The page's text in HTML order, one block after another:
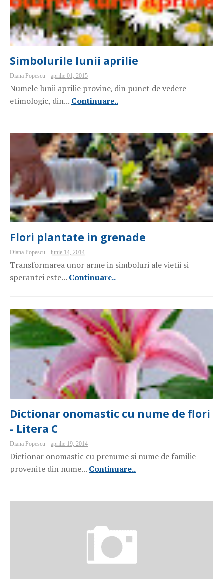
Simbolurile lunii aprilie
Diana Popescu aprilie 01, 2015
Numele lunii aprilie provine, din punct de vedere
etimologic, din... Continuare..
Flori plantate in grenade
Diana Popescu iunie 14, 2014
Transformarea unor arme in simboluri ale vietii si
sperantei este... Continuare..
Dictionar onomastic cu nume de flori
- Litera C
Diana Popescu aprilie 19, 2014
Dictionar onomastic cu prenume si nume de familie
provenite din nume... Continuare..